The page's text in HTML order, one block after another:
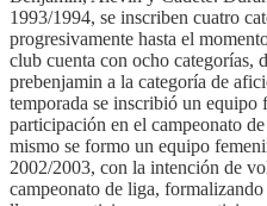
1993/1994, se inscriben cuatro
progresivamente hasta el
club cuenta con ocho categorías,
prebenjamin a la categoría de
temporada se inscribió un equipo
participación en el campeonato
mismo se formo un equipo
2002/2003, con la intención de
campeonato de liga,